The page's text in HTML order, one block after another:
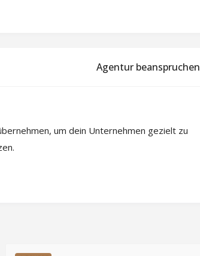
Agentur beanspruchen
um dein Unternehmen gezielt zu